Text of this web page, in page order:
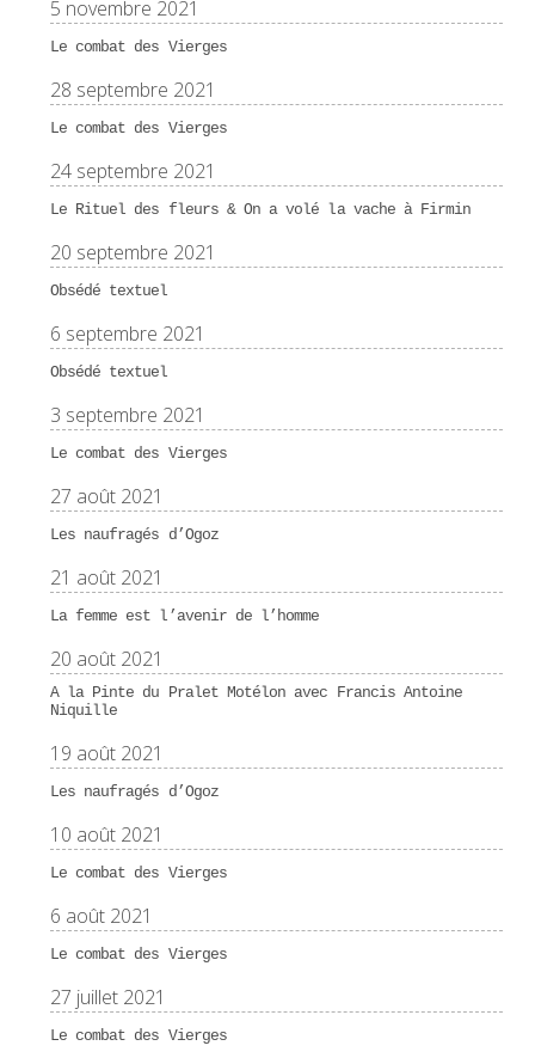
5 novembre 2021
Le combat des Vierges
28 septembre 2021
Le combat des Vierges
24 septembre 2021
Le Rituel des fleurs & On a volé la vache à Firmin
20 septembre 2021
Obsédé textuel
6 septembre 2021
Obsédé textuel
3 septembre 2021
Le combat des Vierges
27 août 2021
Les naufragés d’Ogoz
21 août 2021
La femme est l’avenir de l’homme
20 août 2021
A la Pinte du Pralet Motélon avec Francis Antoine
Niquille
19 août 2021
Les naufragés d’Ogoz
10 août 2021
Le combat des Vierges
6 août 2021
Le combat des Vierges
27 juillet 2021
Le combat des Vierges